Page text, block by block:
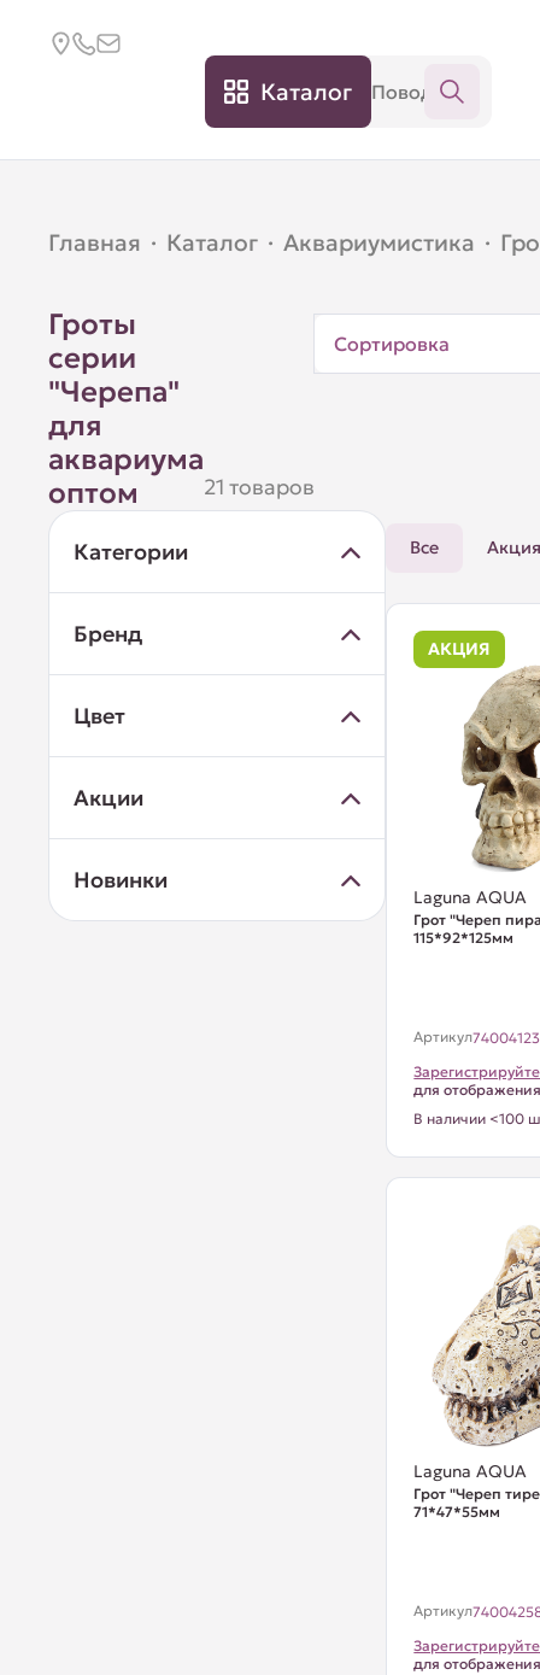
Каталог
Главная · Каталог · Аквариумистика ·
Гроты
серии
"Черепа"
для
аквариума
оптом
21 товаров
Сортировка
Категории
Бренд
Цвет
Акции
Новинки
Все
АКЦИЯ
Laguna AQUA
Грот "Череп
115*92*125мм
Артикул74004123
для
В наличии <100
Laguna AQUA
Грот "Череп
71*47*55мм
Артикул
для